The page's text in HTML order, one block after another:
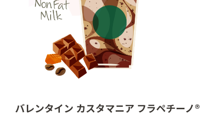
バレンタイン カスタマニア フラペチーノ®